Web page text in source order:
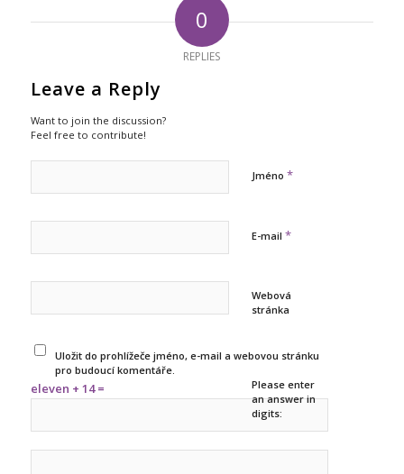
0
REPLIES
Leave a Reply
Want to join the discussion?
Feel free to contribute!
Jméno *
E-mail *
Webová
stránka
Uložit do prohlížeče jméno, e-mail a webovou stránku
pro budoucí komentáře.
Please enter
an answer in
digits:
eleven + 14 =